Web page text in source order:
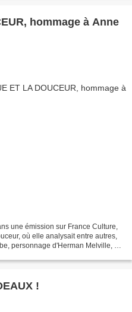
hommage à Anne
une émission sur France Culture,
où elle analysait entre autres,
personnage d'Herman Melville, ou
OFFREZ DES BONS CADEAUX !